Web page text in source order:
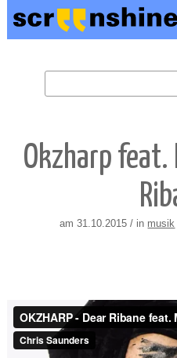
Okzharp feat.
am 31.10.2015 / in musik